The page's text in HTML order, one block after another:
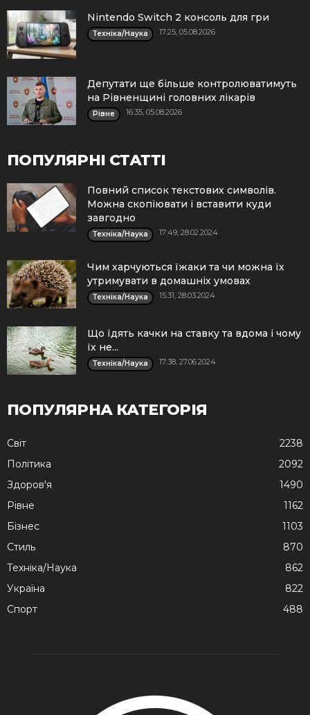
Nintendo Switch 2 консоль для гри
Техніка/Наука 17:25, 05.08.2026
Депутати ще більше контролюватимуть
на Рівненщині головних лікарів
Рівне 16:35, 05.08.2026
ПОПУЛЯРНІ СТАТТІ
Повний список текстових символів.
Можна скопіювати і вставити куди
завгодно
Техніка/Наука 17:49, 28.02.2024
Чим харчуються їжаки та чи можна їх
утримувати в домашніх умовах
Техніка/Наука 15:31, 28.03.2024
Що їдять качки на ставку та вдома і чому
їх не...
Техніка/Наука 17:38, 27.06.2024
ПОПУЛЯРНА КАТЕГОРІЯ
Cвіт
2238
Політика
2092
Здоров'я
1490
Рівне
1162
Бізнес
1103
Стиль
870
Техніка/Наука
862
Україна
822
Спорт
488